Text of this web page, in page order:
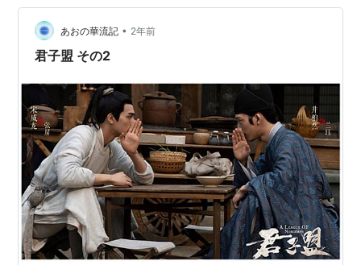
理由があるわけだよね。 タイトルも変えたらしいし、コ
レならいいよと言う変更があったと言うこと…
あおの華流記 • 2年前
君子盟 その2